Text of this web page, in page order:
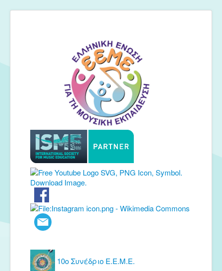
10ο Συνέδριο Ε.Ε.Μ.Ε.